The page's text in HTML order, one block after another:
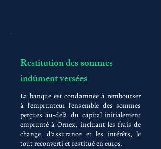
Restitution des sommes
indûment versées
La banque est condamnée à rembourser
à l'emprunteur l'ensemble des sommes
perçues au-delà du capital initialement
emprunté à Ornex, incluant les frais de
change, d'assurance et les intérêts, le
tout reconverti et restitué en euros.